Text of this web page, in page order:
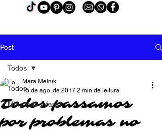
Post
Todos
Ministerio infantil
Todos
Todos passamos
por problemas no
Mara Melnik
15 de ago. de 2017 2 min de leitura